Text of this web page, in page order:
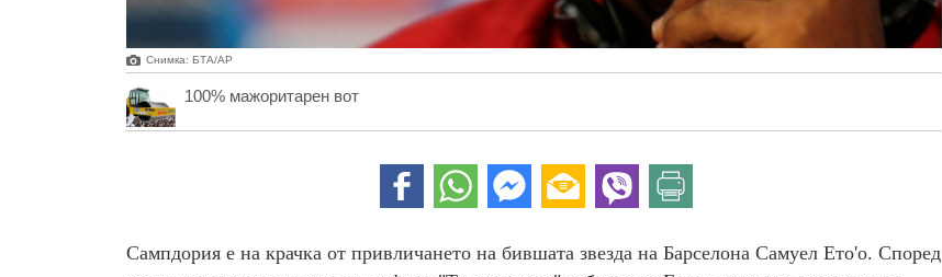
Снимка: БТА/АР
100% мажоритарен вот
Сампдория е на крачка от привличането на бившата звезда на Барселона Самуел Ето'о. Според